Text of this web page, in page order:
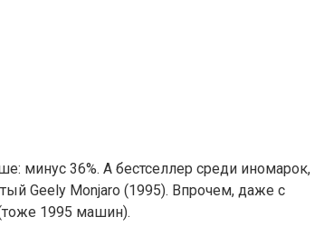
минус 36%. А бестселлер среди иномарок,
Geely Monjaro (1995). Впрочем, даже с
1995 машин).